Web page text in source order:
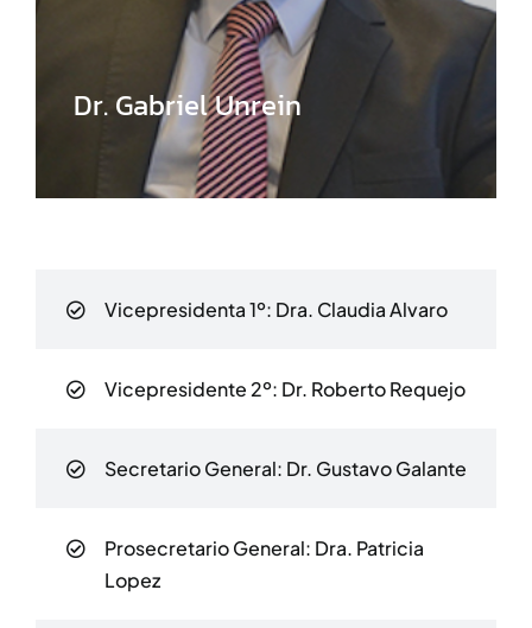
Dr. Gabriel Unrein
Vicepresidenta 1º: Dra. Claudia Alvaro
Vicepresidente 2º: Dr. Roberto Requejo
Secretario General: Dr. Gustavo Galante
Prosecretario General: Dra. Patricia
Lopez